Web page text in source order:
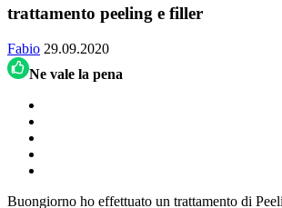
trattamento peeling e filler
Fabio 29.09.2020
Ne vale la pena
Buongiorno ho effettuato un trattamento di